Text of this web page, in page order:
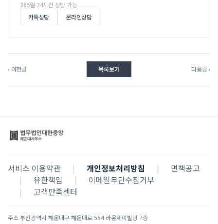
365일 24시간 상담 가능
카톡상담
온라인상담
‹ 이전글 목록보기 다음글 ›
서비스 이용약관 | 개인정보처리방침 |
면책공고
|
유한책임 |
이메일무단수집거부
|
고객만족센터
주소부산광역시 해운대구 해운대로 554 라온제이빌딩 7층